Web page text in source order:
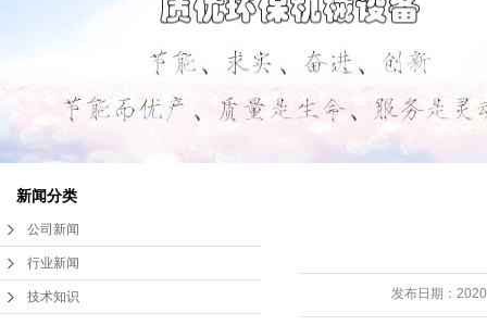
工业过滤器
全自动反冲洗式滤水
器
全自动自清洗式滤水
新闻分类
公司新闻
行业新闻
技术知识 发布日期：